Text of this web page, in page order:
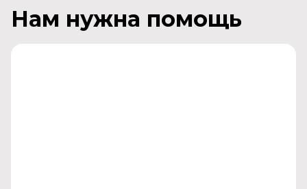
Нам нужна помощь